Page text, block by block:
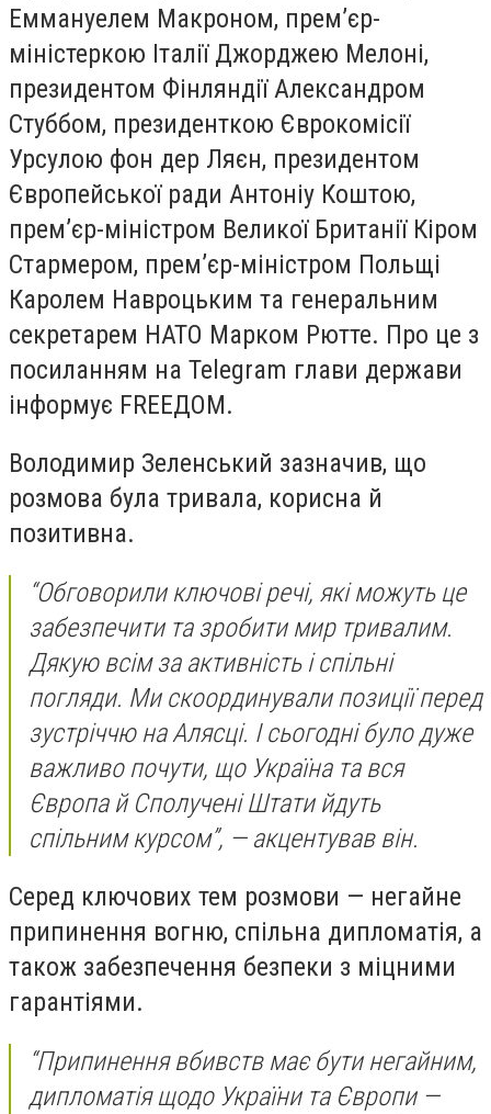
Еммануелем Макроном, прем’єр-
міністеркою Італії Джорджею Мелоні,
президентом Фінляндії Александром
Стуббом, президенткою Єврокомісії
Урсулою фон дер Ляєн, президентом
Європейської ради Антоніу Коштою,
прем’єр-міністром Великої Британії Кіром
Стармером, прем’єр-міністром Польщі
Каролем Навроцьким та генеральним
секретарем НАТО Марком Рютте. Про це з
посиланням на Telegram глави держави
інформує FREEДОМ.
Володимир Зеленський зазначив, що
розмова була тривала, корисна й
позитивна.
“Обговорили ключові речі, які можуть це
забезпечити та зробити мир тривалим.
Дякую всім за активність і спільні
погляди. Ми скоординували позиції перед
зустріччю на Алясці. І сьогодні було дуже
важливо почути, що Україна та вся
Європа й Сполучені Штати йдуть
спільним курсом”, — акцентував він.
Серед ключових тем розмови — негайне
припинення вогню, спільна дипломатія, а
також забезпечення безпеки з міцними
гарантіями.
“Припинення вбивств має бути негайним,
дипломатія щодо України та Європи —